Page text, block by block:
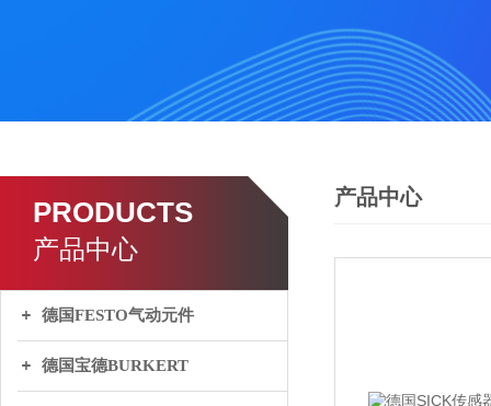
PRODUCTS
产品中心
德国FESTO气动元件
德国宝德BURKERT
产品中心